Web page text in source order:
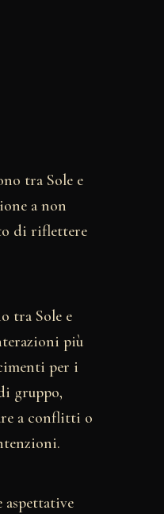
tra Sole e
a non
di riflettere
tra Sole e
più
per i
gruppo,
a conflitti o
aspettative